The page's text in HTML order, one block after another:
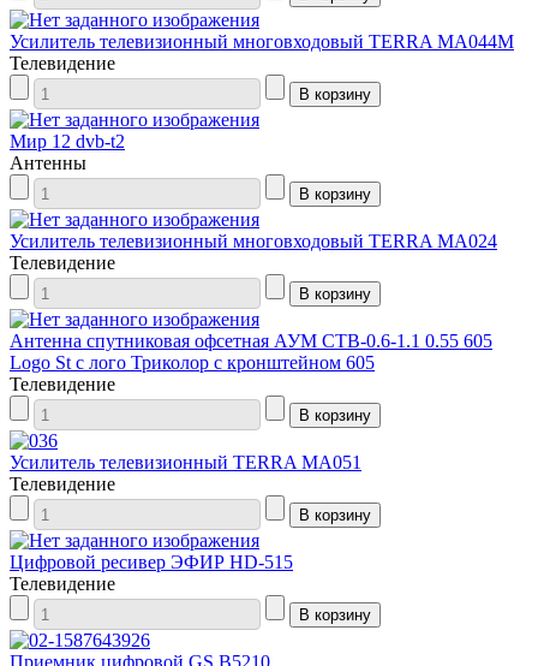
Усилитель телевизионный многовходовый TERRA MA044M
Телевидение
Мир 12 dvb-t2
Антенны
Усилитель телевизионный многовходовый TERRA МА024
Телевидение
Антенна спутниковая офсетная АУМ CTB-0.6-1.1 0.55 605
Logo St с лого Триколор с кронштейном 605
Телевидение
Усилитель телевизионный TERRA MA051
Телевидение
Цифровой ресивер ЭФИР HD-515
Телевидение